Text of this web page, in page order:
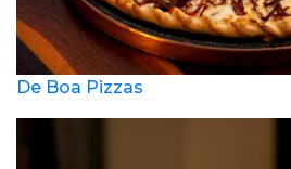
De Boa Pizzas